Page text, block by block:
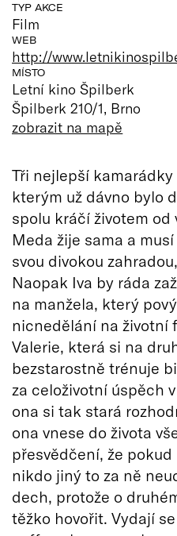
TYP AKCE
Film
WEB
http://
MÍSTO
Letní kino Špilberk
Špilberk 210/1, Brno
zobrazit na mapě
Tři nejlepší kamarádky
kterým už dávno bylo
spolu kráčí životem od
Meda žije sama a
svou divokou
Naopak Iva by ráda
na manžela, který
nicnedělání na životní
Valerie, která si na
bezstarostně trénuje
za celoživotní úspěch
ona si tak stará
ona vnese do života
přesvědčení, že pokud
nikdo jiný to za ně
dech, protože o
těžko hovořit. Vydají